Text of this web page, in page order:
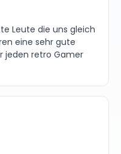
Leute die uns gleich
eine sehr gute
jeden retro Gamer